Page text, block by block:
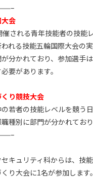
会
される青年技能者の技能
れる技能五輪国際大会の
分かれており、参加選手
要があります。
り競技大会
若者の技能レベルを競う
種別に部門が分かれてお
キュリティ科からは、技
り大会に1名が参加します。